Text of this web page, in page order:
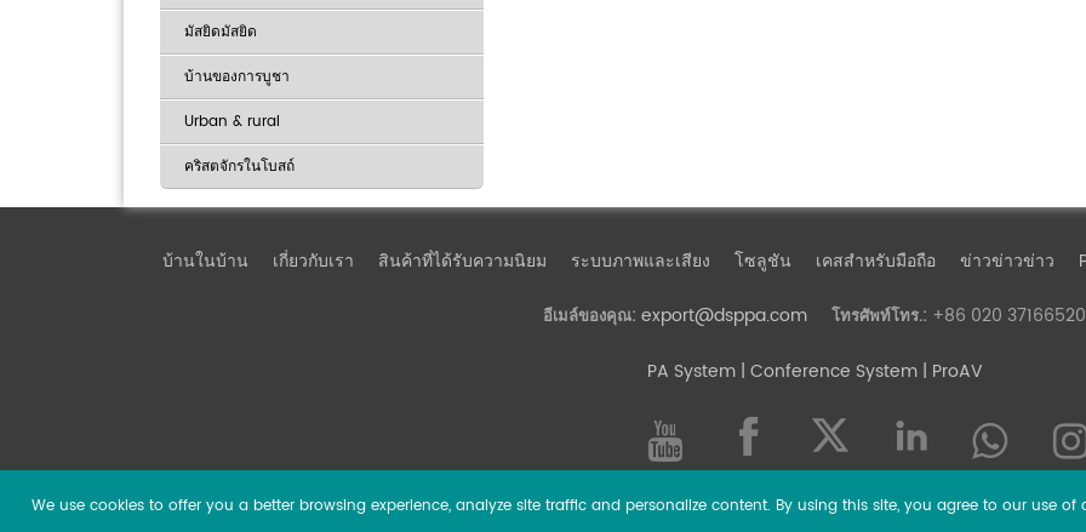
มัสยิดมัสยิด
บ้านของการบูชา
Urban & rural
คริสตจักรในโบสถ์
บ้านในบ้าน เกี่ยวกับเรา สินค้าที่ได้รับความนิยม ระบบภาพและเสียง โซลูชัน เคสสำหรับมือถือ ข่าวข่าวข่าว
อีเมล์ของคุณ: export@dsppa.com โทรศัพท์โทร.: +86 020 37166520
PA System| Conference System | ProAV
We use cookies to offer you a better browsing experience, analyze site traffic and personalize content. By using this site, you agree to our use of